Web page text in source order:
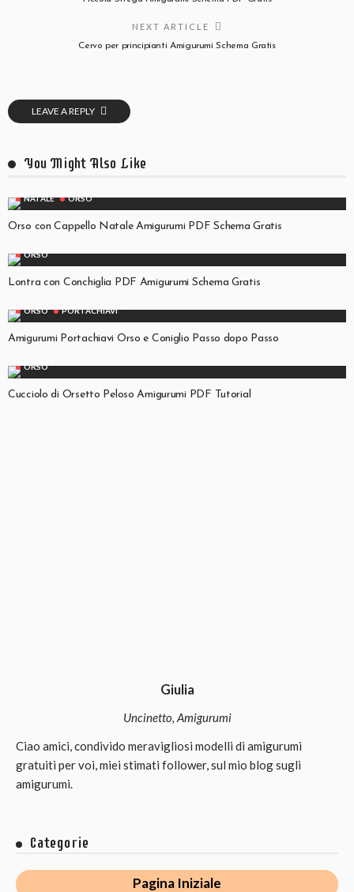
NEXT ARTICLE
Cervo per principianti Amigurumi Schema Gratis
LEAVE A REPLY
You Might Also Like
NATALE ORSO
Orso con Cappello Natale Amigurumi PDF Schema Gratis
ORSO
Lontra con Conchiglia PDF Amigurumi Schema Gratis
ORSO PORTACHIAVI
Amigurumi Portachiavi Orso e Coniglio Passo dopo Passo
ORSO
Cucciolo di Orsetto Peloso Amigurumi PDF Tutorial
Giulia
Uncinetto, Amigurumi
Ciao amici, condivido meravigliosi modelli di amigurumi
gratuiti per voi, miei stimati follower, sul mio blog sugli
amigurumi.
Categorie
Pagina Iniziale